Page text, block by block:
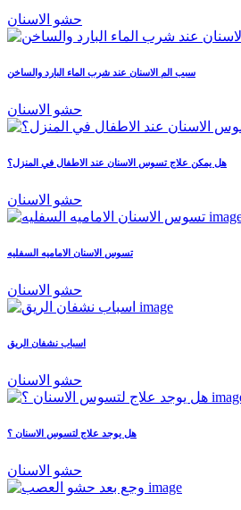
حشو الاسنان
سبب الم الاسنان عند شرب الماء البارد والساخن
حشو الاسنان
هل يمكن علاج تسوس الاسنان عند الاطفال في المنزل؟
حشو الاسنان
تسوس الاسنان الاماميه السفليه
حشو الاسنان
اسباب نشفان الريق
حشو الاسنان
هل يوجد علاج لتسوس الاسنان ؟
حشو الاسنان